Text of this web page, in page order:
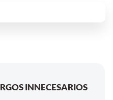
INNECESARIOS